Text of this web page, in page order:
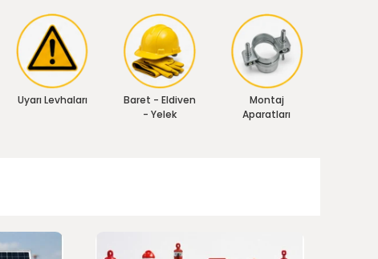
Uyarı Levhaları
Baret - Eldiven
- Yelek
Montaj
Aparatları